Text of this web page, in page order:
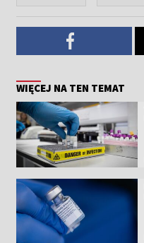
WIĘCEJ NA TEN TEMAT